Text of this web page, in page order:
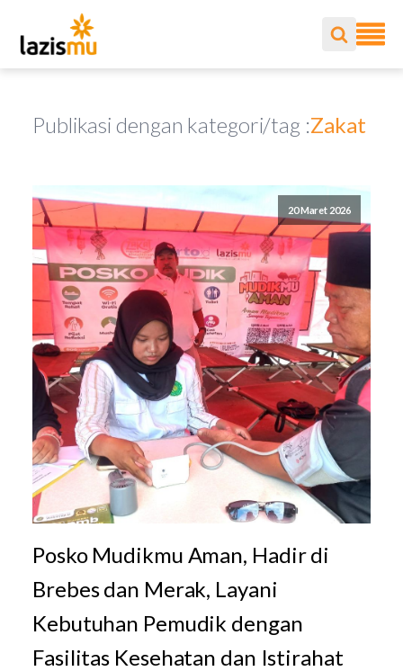
Publikasi dengan kategori/tag :Zakat
20 Maret 2026
Posko Mudikmu Aman, Hadir di
Brebes dan Merak, Layani
Kebutuhan Pemudik dengan
Fasilitas Kesehatan dan Istirahat